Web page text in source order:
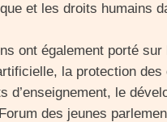
et les droits humains
ont également porté sur
la protection
d’enseignement, le
des jeunes